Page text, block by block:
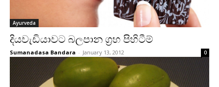
Ayurveda
දියවැඩියාවට බලපාන ග්‍රහ පිහිටීම්
Sumanadasa Bandara - January 13, 2012 0